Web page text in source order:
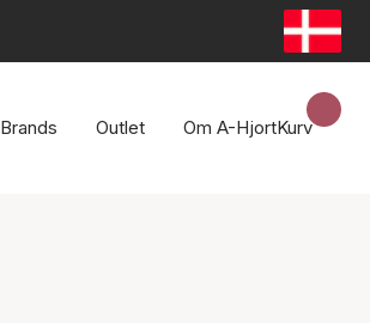
Brands Outlet Om A-HjortKurv